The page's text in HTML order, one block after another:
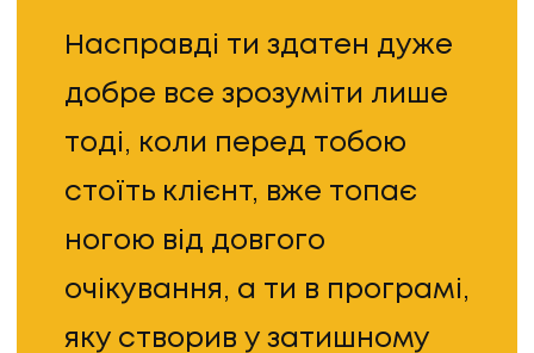
Насправді ти здатен дуже
добре все зрозуміти лише
тоді, коли перед тобою
стоїть клієнт, вже топає
ногою від довгого
очікування, а ти в програмі,
яку створив у затишному
КЛІЄНТИ
КОНТАКТИ